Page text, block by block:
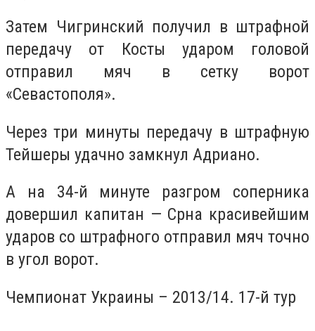
Затем Чигринский получил в штрафной
передачу от Косты ударом головой
отправил мяч в сетку ворот
«Севастополя».
Через три минуты передачу в штрафную
Тейшеры удачно замкнул Адриано.
А на 34-й минуте разгром соперника
довершил капитан — Срна красивейшим
ударов со штрафного отправил мяч точно
в угол ворот.
Чемпионат Украины – 2013/14. 17-й тур